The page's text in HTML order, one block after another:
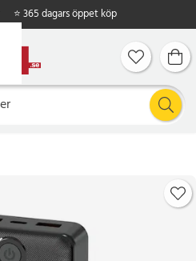
⭐ 365 dagars öppet köp